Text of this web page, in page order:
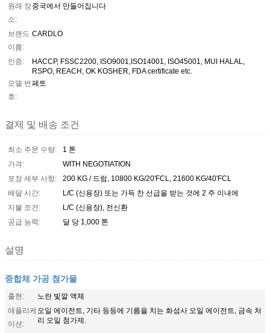
원래 장
소:
중국에서 만들어집니다
브랜드
이름:
CARDLO
인증:
HACCP, FSSC2200, ISO9001,ISO14001, ISO45001, MUI HALAL,
RSPO, REACH, OK KOSHER, FDA certificate etc.
모델 번
호:
페토
결제 및 배송 조건
최소 주문 수량:
1 톤
가격:
WITH NEGOTIATION
포장 세부 사항:
200 KG / 드럼, 10800 KG/20'FCL, 21600 KG/40'FCL
배달 시간:
L/C (신용장) 또는 가득 찬 선급을 받는 것에 2 주 이내에
지불 조건:
L/C (신용장), 전신환
공급 능력:
달 당 1,000 톤
설명
중합체 가공 첨가물
출현:
노란 빛깔 액체
애플리케
이션:
오일 에이전트, 기타 등등에 기름을 치는 화섬사 오일 에이전트, 금속 처
리 오일 첨가제.